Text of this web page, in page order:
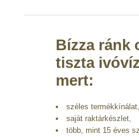
Széles
Bízza ránk
tiszta
mert:
széles termékkínálat,
saját raktárkészlet,
több, mint 15 éves